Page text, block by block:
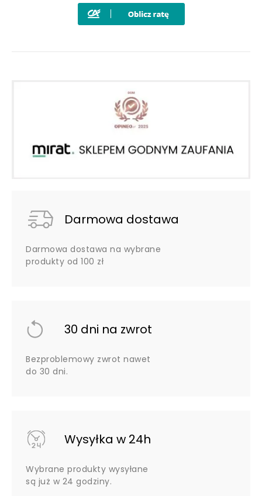
Darmowa dostawa
Darmowa dostawa na wybrane
produkty od 100 zł
30 dni na zwrot
Bezproblemowy zwrot nawet
do 30 dni.
Wysyłka w 24h
Wybrane produkty wysyłane
są już w 24 godziny.